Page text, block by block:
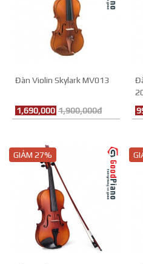
Đàn Violin Skylark MV013
1,690,000 1,900,000đ
GIẢM 27%